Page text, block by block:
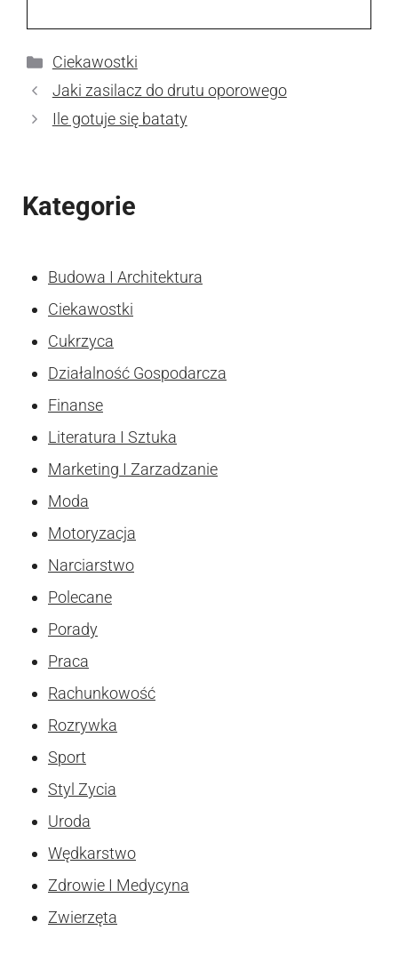
Kategorie
Ciekawostki
Jaki zasilacz do drutu oporowego
Ile gotuje się bataty
Kategorie
Budowa I Architektura
Ciekawostki
Cukrzyca
Działalność Gospodarcza
Finanse
Literatura I Sztuka
Marketing I Zarzadzanie
Moda
Motoryzacja
Narciarstwo
Polecane
Porady
Praca
Rachunkowość
Rozrywka
Sport
Styl Zycia
Uroda
Wędkarstwo
Zdrowie I Medycyna
Zwierzęta